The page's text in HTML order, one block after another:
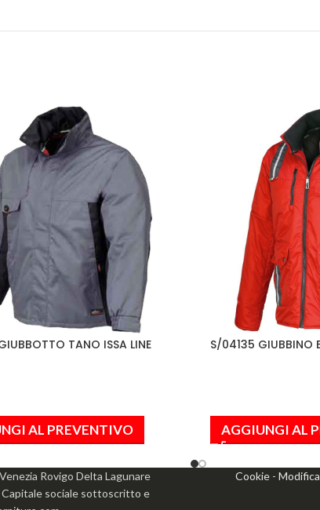
TANO ISSA LINE
AL PREVENTIVO
S/04135 GIUBBINO
AGGIUNGI AL
Rovigo Delta Lagunare
Capitale sociale sottoscritto e
Cookie -